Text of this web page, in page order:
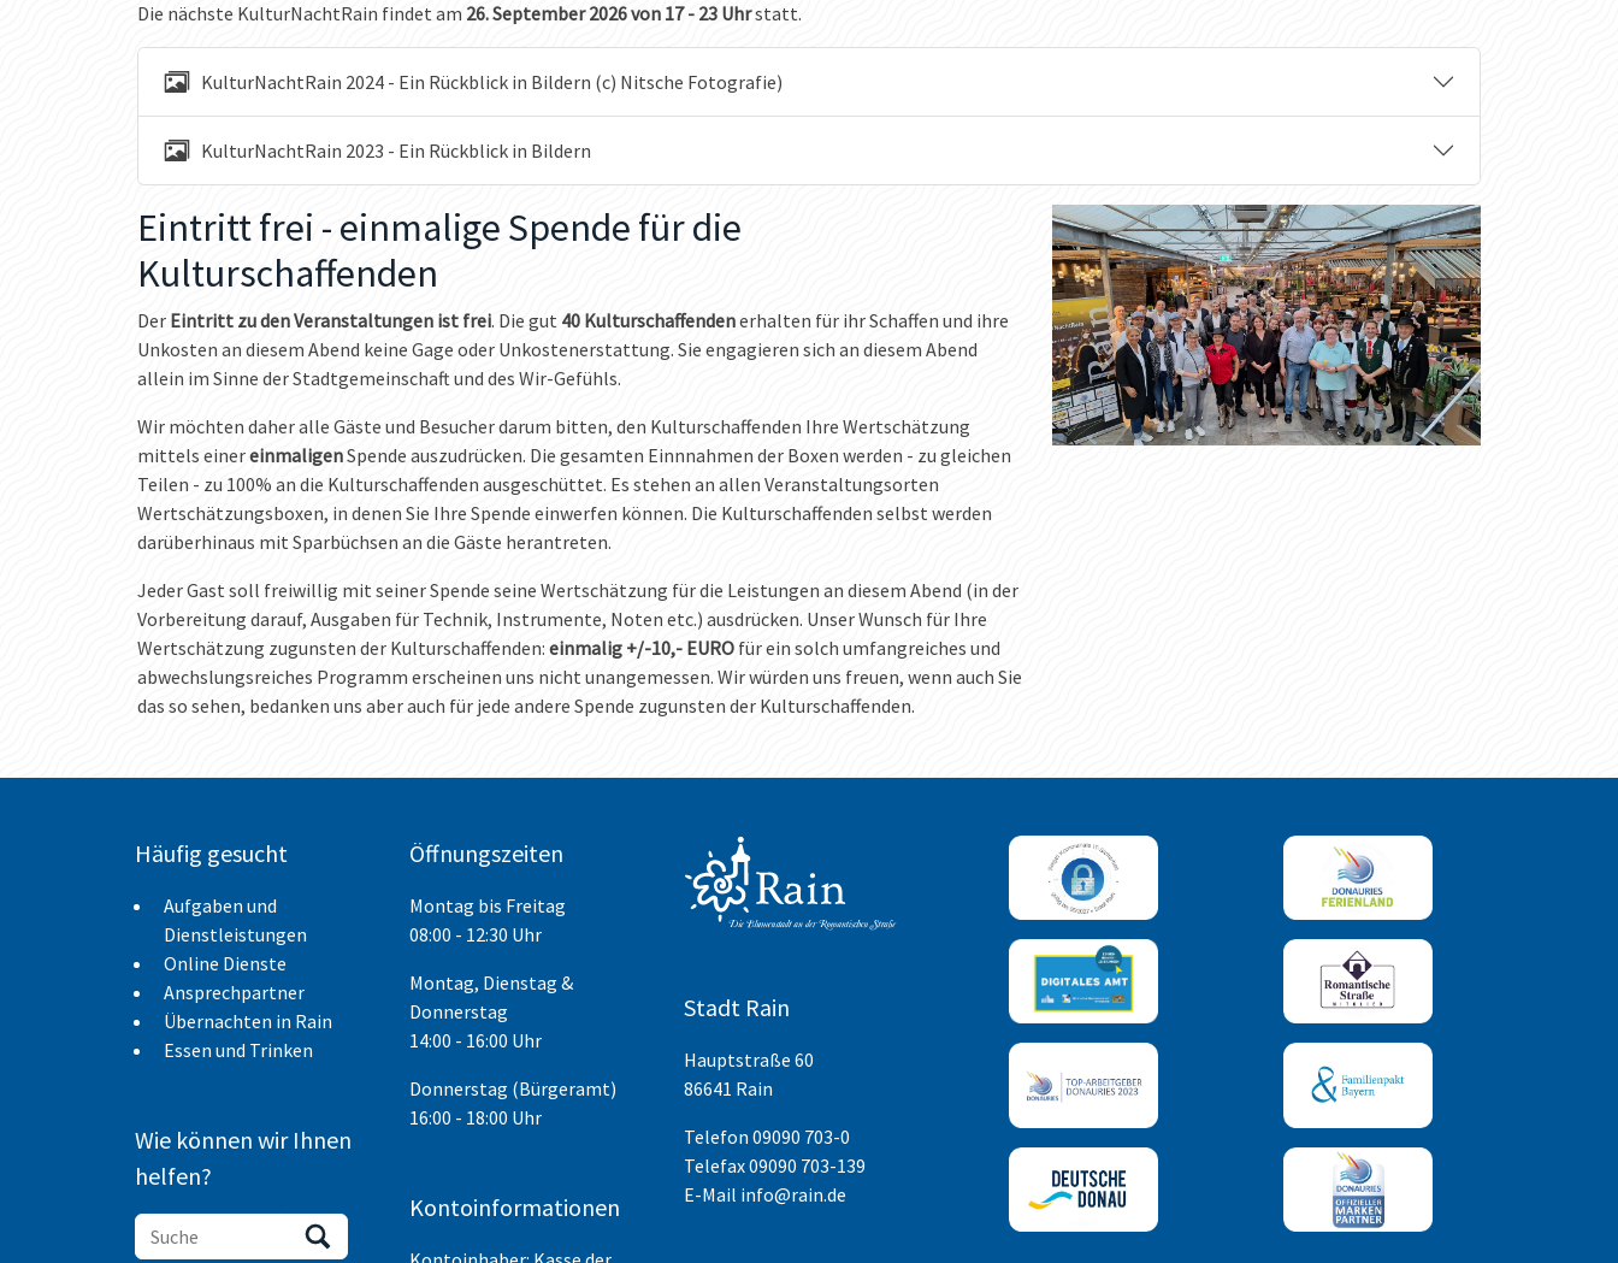
Die nächste KulturNachtRain findet am 26. September 2026 von 17 - 23 Uhrstatt.
KulturNachtRain 2024 - Ein Rückblick in Bildern (c) Nitsche Fotografie)
KulturNachtRain 2023 - Ein Rückblick in Bildern
Eintritt frei - einmalige Spende für die
Kulturschaffenden
Der Eintritt zu den Veranstaltungen ist frei. Die gut 40 Kulturschaffendenerhalten für ihr Schaffen und ihre
Unkosten an diesem Abend keine Gage oder Unkostenerstattung. Sie engagieren sich an diesem Abend
allein im Sinne der Stadtgemeinschaft und des Wir-Gefühls.
Wir möchten daher alle Gäste und Besucher darum bitten, den Kulturschaffenden Ihre Wertschätzung
mittels einereinmaligenSpende auszudrücken. Die gesamten Einnnahmen der Boxen werden - zu gleichen
Teilen - zu 100% an die Kulturschaffenden ausgeschüttet. Es stehen an allen Veranstaltungsorten
Wertschätzungsboxen, in denen Sie Ihre Spende einwerfen können. Die Kulturschaffenden selbst werden
darüberhinaus mit Sparbüchsen an die Gäste herantreten.
Jeder Gast soll freiwillig mit seiner Spende seine Wertschätzung für die Leistungen an diesem Abend (in der
Vorbereitung darauf, Ausgaben für Technik, Instrumente, Noten etc.) ausdrücken. Unser Wunsch für Ihre
Wertschätzung zugunsten der Kulturschaffenden: einmalig +/-10,- EURO für ein solch umfangreiches und
abwechslungsreiches Programm erscheinen uns nicht unangemessen. Wir würden uns freuen, wenn auch Sie
das so sehen, bedanken uns aber auch für jede andere Spende zugunsten der Kulturschaffenden.
Häufig gesucht
Aufgaben und
Dienstleistungen
Online Dienste
Ansprechpartner
Übernachten in Rain
Essen und Trinken
Wie können wir Ihnen
helfen?
Öffnungszeiten
Montag bis Freitag
08:00 - 12:30 Uhr
Montag, Dienstag &
Donnerstag
14:00 - 16:00 Uhr
Donnerstag (Bürgeramt)
16:00 - 18:00 Uhr
Kontoinformationen
Stadt Rain
Hauptstraße 60
86641 Rain
Telefon 09090 703-0
Telefax 09090 703-139
E-Mail info@rain.de